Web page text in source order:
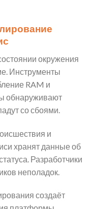
окружения
Инструменты
RAM и
обнаруживают
со сбоями.
и
хранят данные об
Разработчики
неполадок.
создаёт